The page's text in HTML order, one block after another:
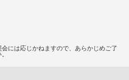
には応じかねますので、あらかじめご了